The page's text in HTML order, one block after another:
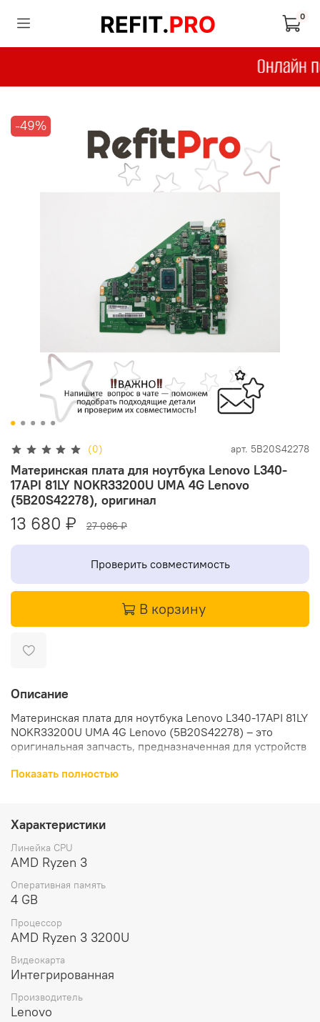
0
-49%
(0) арт. 5B20S42278
Материнская плата для ноутбука Lenovo L340-
17API 81LY NOKR33200U UMA 4G Lenovo
(5B20S42278), оригинал
13 680 ₽ 27 086 ₽
Проверить совместимость
В корзину
Описание
Материнская плата для ноутбука Lenovo L340-17API 81LY
NOKR33200U UMA 4G Lenovo (5B20S42278) – это
оригинальная запчасть, предназначенная для устройств
Материнская плата оснащена процессором AMD Ryzen 3
3200U и интегрированной видеокартой. Это
обеспечивает высокую производительность и
В комплект поставки материнской платы входит сама
материнская плата.
Вес материнской платы составляет 300 грамм, что
делает ее легкой и удобной для транспортировки и
установки.
Показать полностью
Характеристики
Линейка CPU
AMD Ryzen 3
Оперативная память
4 GB
Процессор
AMD Ryzen 3 3200U
Видеокарта
Интегрированная
Производитель
Lenovo